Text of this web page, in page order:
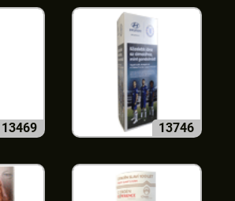
13469 13746